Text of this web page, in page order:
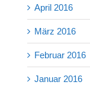
April 2016
März 2016
Februar 2016
Januar 2016